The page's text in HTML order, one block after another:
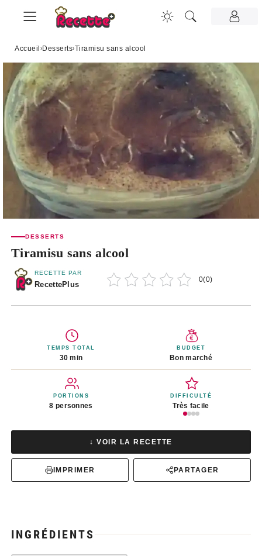
Accueil ›Desserts›Tiramisu sans alcool
DESSERTS
Tiramisu sans alcool
RECETTE PAR
RecettePlus
0(0)
TEMPS TOTAL
30 min
BUDGET
Bon marché
PORTIONS
8 personnes
DIFFICULTÉ
Très facile
↓ VOIR LA RECETTE
IMPRIMER PARTAGER
INGRÉDIENTS